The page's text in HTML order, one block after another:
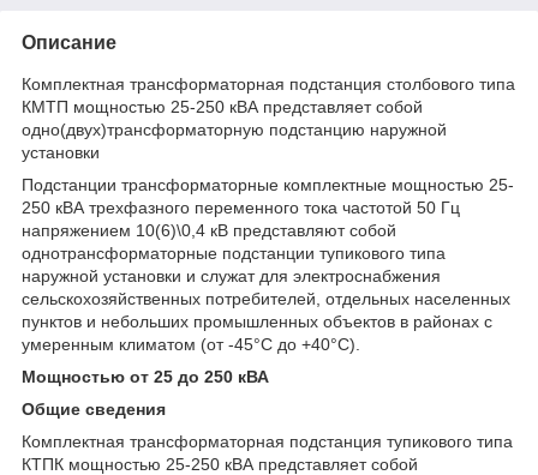
Описание
Комплектная трансформаторная подстанция столбового типа
КМТП мощностью 25-250 кВА представляет собой
одно(двух)трансформаторную подстанцию наружной
установки
Подстанции трансформаторные комплектные мощностью 25-
250 кВА трехфазного переменного тока частотой 50 Гц
напряжением 10(6)\0,4 кВ представляют собой
однотрансформаторные подстанции тупикового типа
наружной установки и служат для электроснабжения
сельскохозяйственных потребителей, отдельных населенных
пунктов и небольших промышленных объектов в районах с
умеренным климатом (от -45°С до +40°С).
Мощностью от 25 до 250 кВА
Общие сведения
Комплектная трансформаторная подстанция тупикового типа
КТПК мощностью 25-250 кВА представляет собой